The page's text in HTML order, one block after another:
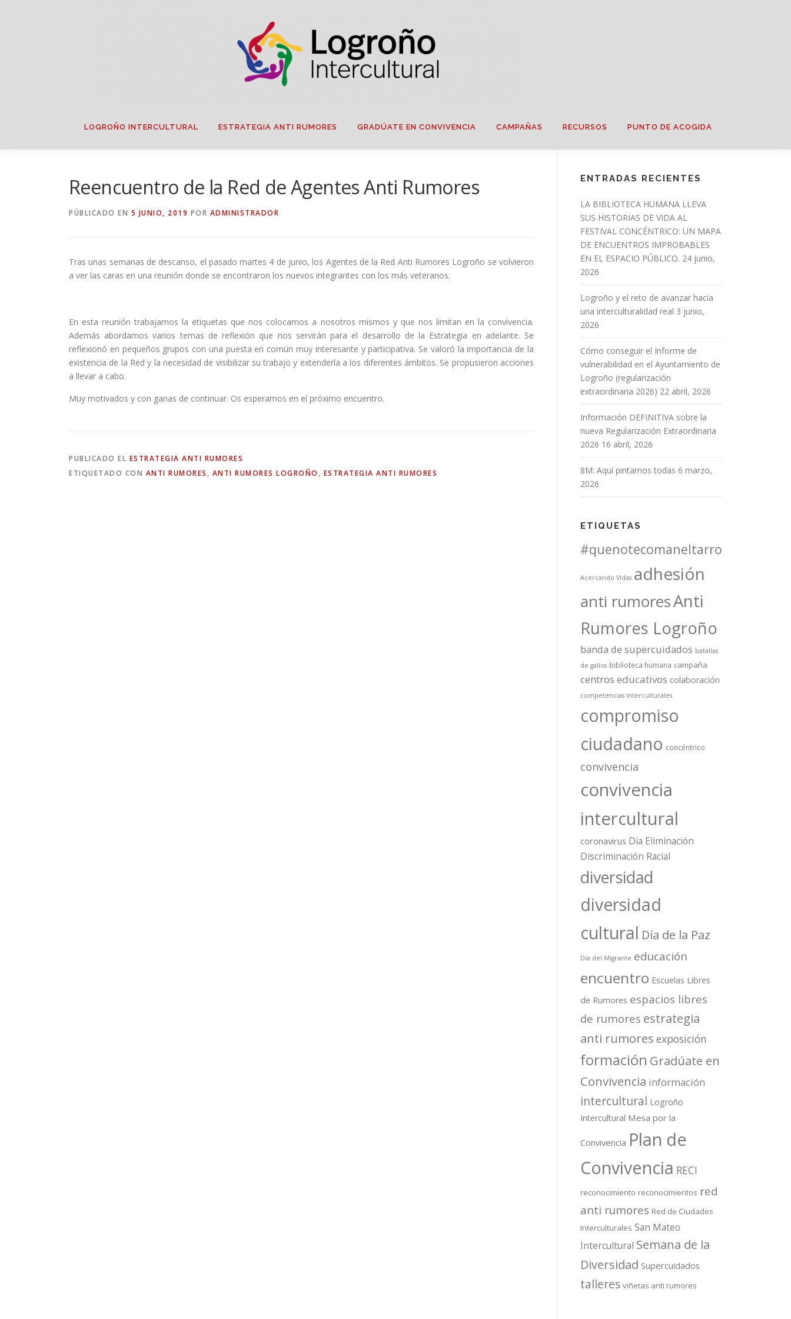
LOGROÑO INTERCULTURAL ESTRATEGIA ANTI RUMORES GRADÚATE EN CONVIVENCIA CAMPAÑAS RECURSOS PUNTO DE ACOGIDA
Reencuentro de la Red de Agentes Anti Rumores
PÚBLICADO EN 5 JUNIO, 2019 POR ADMINISTRADOR
Tras unas semanas de descanso, el pasado martes 4 de junio, los Agentes de la Red Anti Rumores Logroño se volvieron
a ver las caras en una reunión donde se encontraron los nuevos integrantes con los más veteranos.
En esta reunión trabajamos la etiquetas que nos colocamos a nosotros mismos y que nos limitan en la convivencia.
Además abordamos varios temas de reflexión que nos servirán para el desarrollo de la Estrategia en adelante. Se
reflexionó en pequeños grupos con una puesta en común muy interesante y participativa. Se valoró la importancia de la
existencia de la Red y la necesidad de visibilizar su trabajo y extenderla a los diferentes ámbitos. Se propusieron acciones
a llevar a cabo.
Muy motivados y con ganas de continuar. Os esperamos en el próximo encuentro.
PUBLICADO EL ESTRATEGIA ANTI RUMORES
ETIQUETADO CON ANTI RUMORES , ANTI RUMORES LOGROÑO , ESTRATEGIA ANTI RUMORES
ENTRADAS RECIENTES
LA BIBLIOTECA HUMANA LLEVA
SUS HISTORIAS DE VIDA AL
FESTIVAL CONCÉNTRICO: UN MAPA
DE ENCUENTROS IMPROBABLES
EN EL ESPACIO PÚBLICO. 24 junio,
2026
Logroño y el reto de avanzar hacia
una interculturalidad real 3 junio,
2026
Cómo conseguir el Informe de
vulnerabilidad en el Ayuntamiento de
Logroño (regularización
extraordinaria 2026) 22 abril, 2026
Información DEFINITIVA sobre la
nueva Regularización Extraordinaria
2026 16 abril, 2026
8M: Aquí pintamos todas 6 marzo,
2026
ETIQUETAS
#quenotecomaneltarro
Acercando Vidas adhesión
anti rumoresAnti
Rumores Logroño
banda de supercuidados batallas
de gallos biblioteca humana campaña
centros educativos colaboración
competencias interculturales
compromiso
ciudadano concéntrico
convivencia
convivencia
intercultural
coronavirus Dia Eliminación
Discriminación Racial
diversidad
diversidad
cultural Día de la Paz
Día del Migrante educación
encuentro Escuelas Libres
de Rumores espacios libres
de rumores estrategia
anti rumores exposición
formación Gradúate en
Convivencia información
intercultural Logroño
Intercultural Mesa por la
Convivencia Plan de
Convivencia RECI
reconocimiento reconocimientos red
anti rumores Red de Ciudades
Interculturales San Mateo
Intercultural Semana de la
Diversidad Supercuidados
talleres viñetas anti rumores